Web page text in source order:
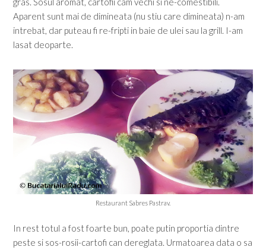
Aparent sunt mai de dimineata (nu stiu care dimineata) n-am
intrebat, dar puteau fi re-fripti in baie de ulei sau la grill. I-am
lasat deoparte.
Restaurant Sabres Pastrav.
In rest totul a fost foarte bun, poate putin proportia dintre
peste si sos-rosii-cartofi can dereglata. Urmatoarea data o sa